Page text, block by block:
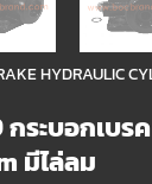
HYDRAULIC
ระบอกเบร
มีไล่ลม